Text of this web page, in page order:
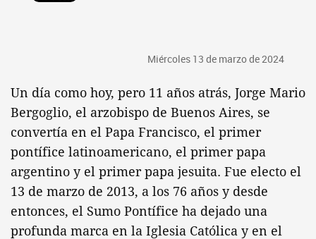
Miércoles 13 de marzo de 2024
Un día como hoy, pero 11 años atrás, Jorge Mario
Bergoglio, el arzobispo de Buenos Aires, se
convertía en el Papa Francisco, el primer
pontífice latinoamericano, el primer papa
argentino y el primer papa jesuita. Fue electo el
13 de marzo de 2013, a los 76 años y desde
entonces, el Sumo Pontífice ha dejado una
profunda marca en la Iglesia Católica y en el